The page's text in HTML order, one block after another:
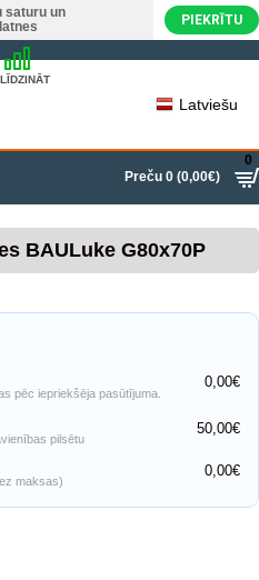
saturu un
PIEKRĪTU
Latviešu
Preču 0 (0,00€)
0
BAULuke G80x70P
pēc iepriekšēja pasūtījuma.
0,00€
pilsētu
50,00€
maksas)
0,00€